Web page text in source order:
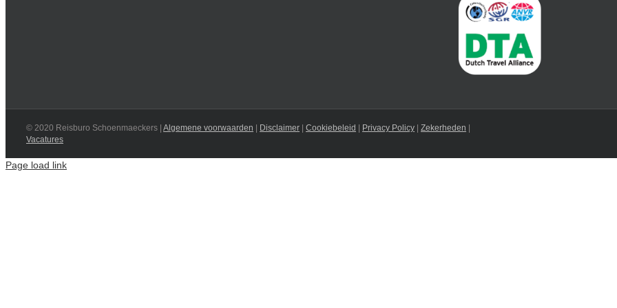
© 2020 Reisburo Schoenmaeckers | Algemene voorwaarden Disclaimer Cookiebeleid Privacy Policy Zekerheden
Vacatures
Page load link